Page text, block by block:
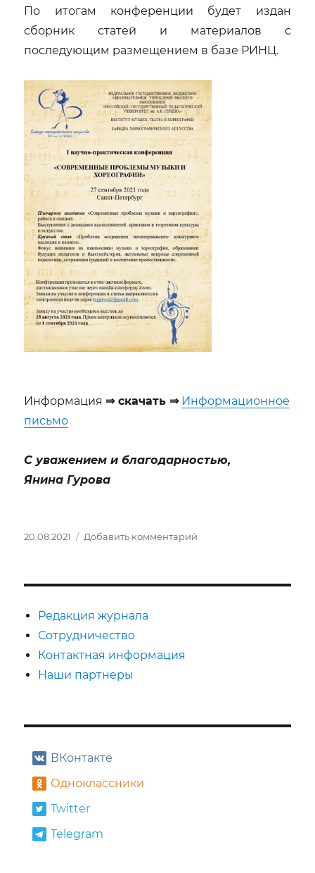
По итогам конференции будет издан
сборник статей и материалов с
последующим размещением в базе РИНЦ.
Информация ⇒ скачать ⇒ Информационное
письмо
С уважением и благодарностью,
Янина Гурова
Опубликовано
20.08.2021 Добавить комментарий
Редакция журнала
Сотрудничество
Контактная информация
Наши партнеры
ВКонтакте
Одноклассники
Twitter
Telegram